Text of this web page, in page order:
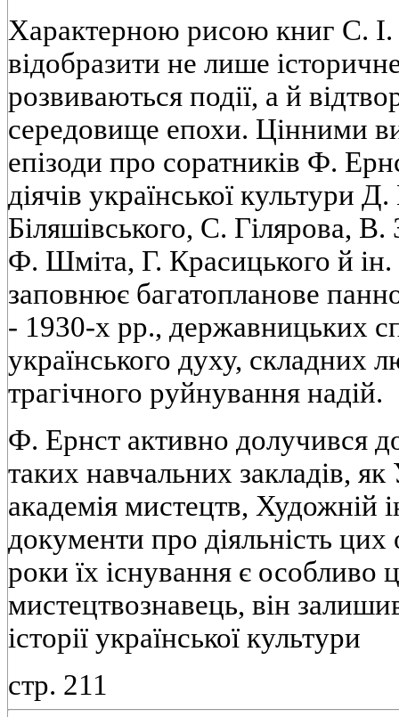
Характерною рисою книг С. І.
відобразити не лише
розвиваються події, а й
середовище епохи. Цінними
епізоди про соратників Ф.
діячів української культури
Біляшівського, С. Гілярова,
Ф. Шміта, Г. Красицького й
заповнює багатопланове
- 1930-х рр., державницьких
українського духу, складних
трагічного руйнування надій.
Ф. Ернст активно долучився
таких навчальних закладів,
академія мистецтв, Художній
документи про діяльність цих
роки їх існування є особливо
мистецтвознавець, він
історії української культури
стр. 211